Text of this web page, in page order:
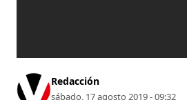
Redacción
sábado, 17 agosto 2019 - 09:32